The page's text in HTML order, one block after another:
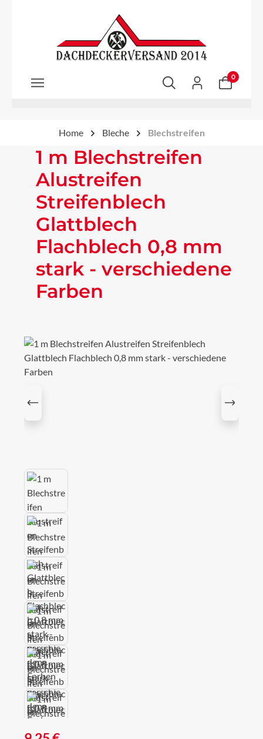
Zum Hauptinhalt springen
0
Home Bleche Blechstreifen
1 m Blechstreifen
Alustreifen
Streifenblech
Glattblech
Flachblech 0,8 mm
stark - verschiedene
Farben
Bildergalerie überspringen
Regulärer Preis: